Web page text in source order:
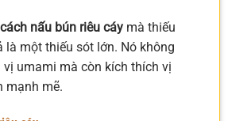
cách nấu bún riêu cáy mà thiếu
là một thiếu sót lớn. Nó không
umami mà còn kích thích vị
mạnh mẽ.